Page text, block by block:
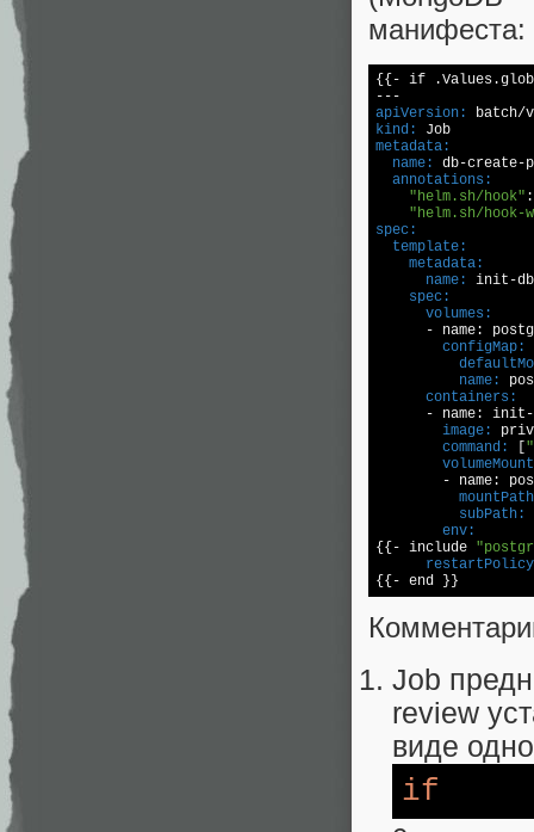
манифеста:
{{- if
apiVersion:
kind:
metadata:
  name:
  annotations:
"helm.sh/hook"
"helm.sh/hook-
spec:
  template:
    metadata:
      name:
    spec:
      volumes:
        configMap:
          name:
      containers:
        image:
        command:
          subPath:
        env:
{{- include
{{- end }}
Job
review
виде
if